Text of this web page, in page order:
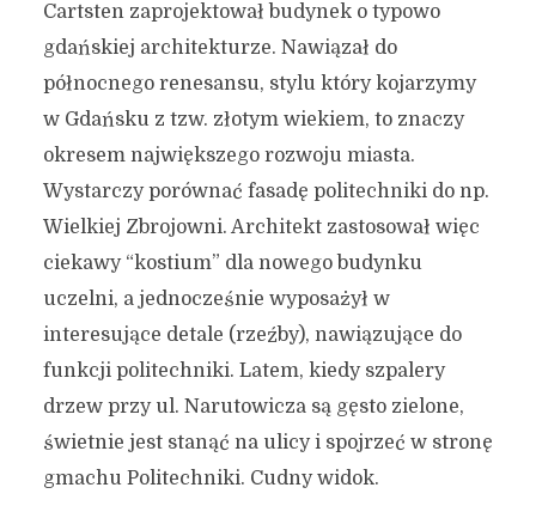
Cartsten zaprojektował budynek o typowo
gdańskiej architekturze. Nawiązał do
północnego renesansu, stylu który kojarzymy
w Gdańsku z tzw. złotym wiekiem, to znaczy
okresem największego rozwoju miasta.
Wystarczy porównać fasadę politechniki do np.
Wielkiej Zbrojowni. Architekt zastosował więc
ciekawy “kostium” dla nowego budynku
uczelni, a jednocześnie wyposażył w
interesujące detale (rzeźby), nawiązujące do
funkcji politechniki. Latem, kiedy szpalery
drzew przy ul. Narutowicza są gęsto zielone,
świetnie jest stanąć na ulicy i spojrzeć w stronę
gmachu Politechniki. Cudny widok.